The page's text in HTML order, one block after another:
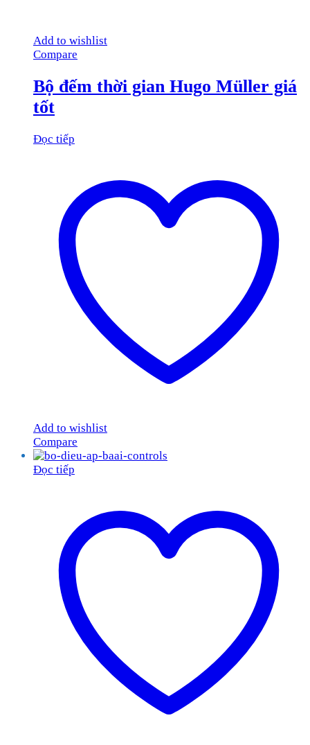
Add to wishlist
Compare
Bộ đếm thời gian Hugo Müller giá
tốt
Đọc tiếp
Add to wishlist
Compare
Đọc tiếp